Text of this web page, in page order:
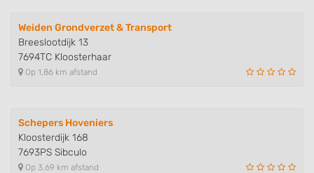
Weiden Grondverzet & Transport
Breeslootdijk 13
7694TC Kloosterhaar
Op 1,86 km afstand
Schepers Hoveniers
Kloosterdijk 168
7693PS Sibculo
Op 3,69 km afstand